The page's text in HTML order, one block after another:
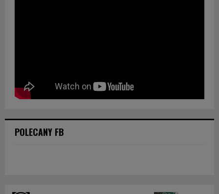
POLECANY FB